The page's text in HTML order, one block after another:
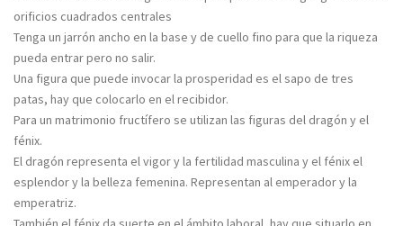
orificios cuadrados centrales
Tenga un jarrón ancho en la base y de cuello fino para que la riqueza
pueda entrar pero no salir.
Una figura que puede invocar la prosperidad es el sapo de tres
patas, hay que colocarlo en el recibidor.
Para un matrimonio fructífero se utilizan las figuras del dragón y el
fénix.
El dragón representa el vigor y la fertilidad masculina y el fénix el
esplendor y la belleza femenina. Representan al emperador y la
emperatriz.